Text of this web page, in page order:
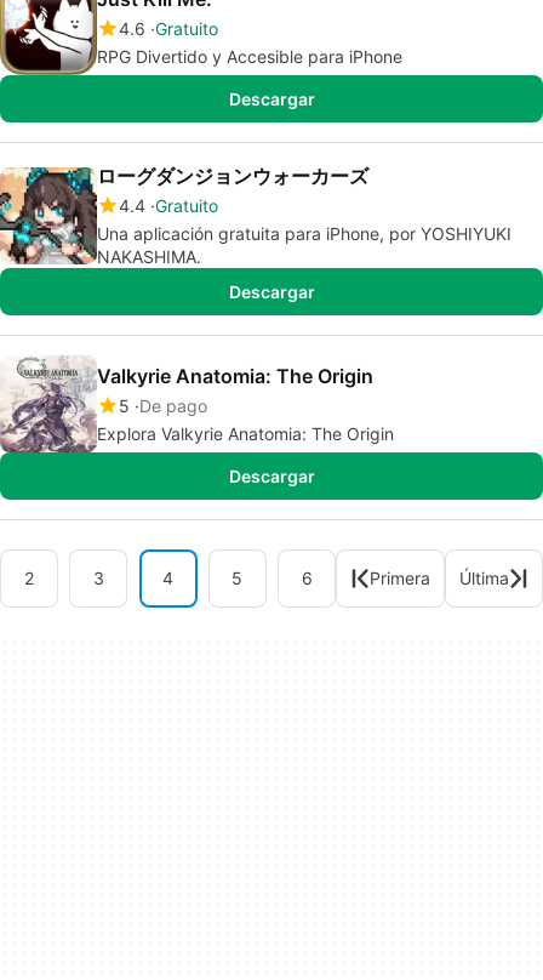
4.6 Gratuito
RPG Divertido y Accesible para iPhone
Descargar
ローグダンジョンウォーカーズ
4.4 Gratuito
Una aplicación gratuita para iPhone, por YOSHIYUKI
NAKASHIMA.
Descargar
Valkyrie Anatomia: The Origin
5 De pago
Explora Valkyrie Anatomia: The Origin
Descargar
2 3 4 5 6 Primera Última